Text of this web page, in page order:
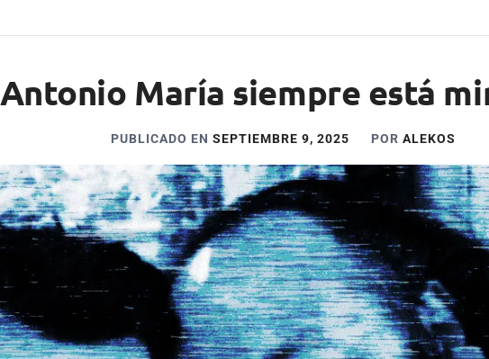
Antonio María siempre está
PUBLICADO EN SEPTIEMBRE 9, 2025 POR ALEKOS